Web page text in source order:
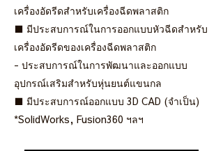
เครื่องอัดรีดสำหรับเครื่องฉีดพลาสติก
■ มีประสบการณ์ในการออกแบบหัวฉีดสำหรับ
เครื่องอัดรีดของเครื่องฉีดพลาสติก
- ประสบการณ์ในการพัฒนาและออกแบบ
อุปกรณ์เสริมสำหรับหุ่นยนต์แขนกล
■ มีประสบการณ์ออกแบบ 3D CAD (จำเป็น)
*SolidWorks, Fusion360 ฯลฯ